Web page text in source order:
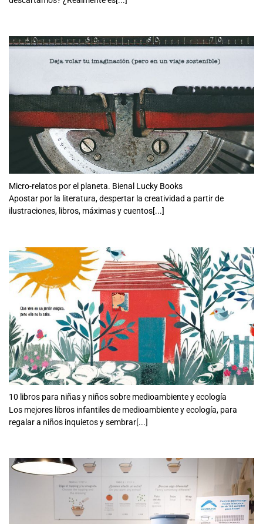
Micro-relatos por el planeta. Bienal Lucky Books
Apostar por la literatura, despertar la creatividad a partir de
ilustraciones, libros, máximas y cuentos[...]
10 libros para niñas y niños sobre medioambiente y ecología
Los mejores libros infantiles de medioambiente y ecología, para
regalar a niños inquietos y sembrar[...]